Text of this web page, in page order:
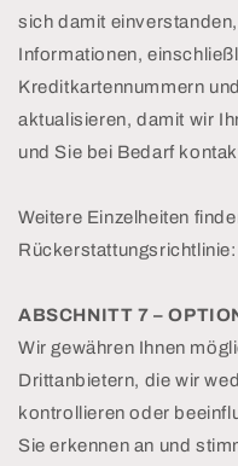
sich damit
Informationen,
Kreditkartennummern
aktualisieren, damit wir
und Sie bei Bedarf
Weitere Einzelheiten
Rückerstattungsrichtlinie:
ABSCHNITT 7 –
Wir gewähren Ihnen
Drittanbietern, die wir
kontrollieren oder
Sie erkennen an und